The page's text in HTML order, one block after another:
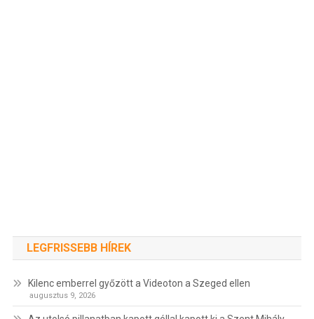
LEGFRISSEBB HÍREK
Kilenc emberrel győzött a Videoton a Szeged ellen
augusztus 9, 2026